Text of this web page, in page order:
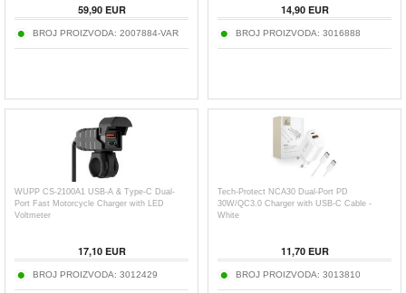
59,90EUR
BROJ PROIZVODA: 2007884-VAR
14,90EUR
BROJ PROIZVODA: 3016888
WUPP CS-2100A1 USB-A & Type-C Dual-
Port Fast Motorcycle Charger with LED
Voltmeter
17,10EUR
BROJ PROIZVODA: 3012429
Tech-Protect NCA30 Dual-Port PD
30W/QC3.0 Charger with USB-C Cable -
White
11,70EUR
BROJ PROIZVODA: 3013810